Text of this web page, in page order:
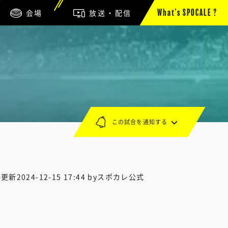
会場 放送・配信 What’s SPOCALE ?
新2024-12-15 17:44 byスポカレ公式
この試合を通知する